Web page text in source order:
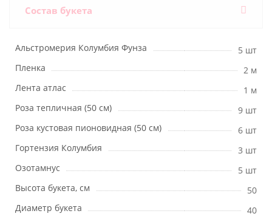
Состав букета
Альстромерия Колумбия Фунза
5 шт
Пленка
2 м
Лента атлас
1 м
Роза тепличная (50 см)
9 шт
Роза кустовая пионовидная (50 см)
6 шт
Гортензия Колумбия
3 шт
Озотамнус
5 шт
Высота букета, см
50
Диаметр букета
40